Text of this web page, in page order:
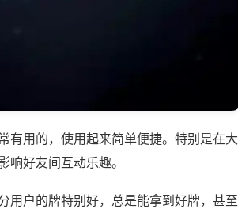
有用的，使用起来简单便捷。特别是在大
好友间互动乐趣。
用户的牌特别好，总是能拿到好牌，甚至